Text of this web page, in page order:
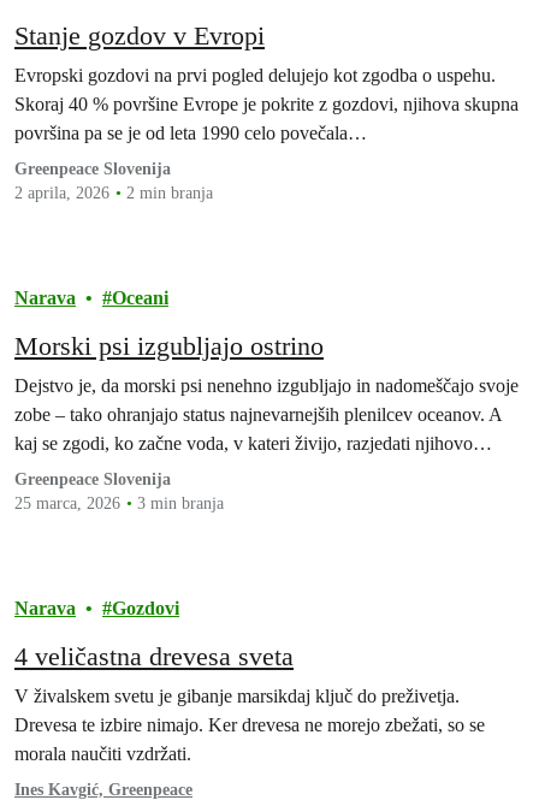
Stanje gozdov v Evropi
Evropski gozdovi na prvi pogled delujejo kot zgodba o uspehu.
Skoraj 40 % površine Evrope je pokrite z gozdovi, njihova skupna
površina pa se je od leta 1990 celo povečala…
Greenpeace Slovenija
2 aprila, 2026
2 min branja
Narava Oceani
Morski psi izgubljajo ostrino
Dejstvo je, da morski psi nenehno izgubljajo in nadomeščajo svoje
zobe – tako ohranjajo status najnevarnejših plenilcev oceanov. A
kaj se zgodi, ko začne voda, v kateri živijo, razjedati njihovo…
Greenpeace Slovenija
25 marca, 2026
3 min branja
Narava Gozdovi
4 veličastna drevesa sveta
V živalskem svetu je gibanje marsikdaj ključ do preživetja.
Drevesa te izbire nimajo. Ker drevesa ne morejo zbežati, so se
morala naučiti vzdržati.
Ines Kavgić, Greenpeace